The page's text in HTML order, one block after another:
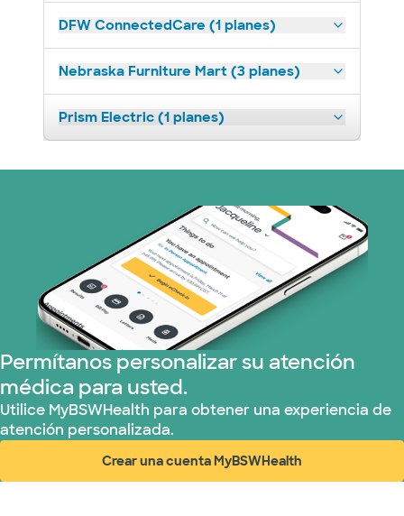
DFW ConnectedCare (1 planes)
Nebraska Furniture Mart (3 planes)
Prism Electric (1 planes)
Permítanos personalizar su atención
médica para usted.
Utilice MyBSWHealth para obtener una experiencia de
atención personalizada.
Crear una cuenta MyBSWHealth
(abre en ventana nueva)